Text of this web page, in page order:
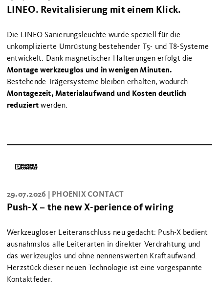
LINEO. Revitalisierung mit einem Klick.
Die LINEO Sanierungsleuchte wurde speziell für die
unkomplizierte Umrüstung bestehender T5- und T8-Systeme
entwickelt. Dank magnetischer Halterungen erfolgt die
Montage werkzeuglos und in wenigen Minuten.
Bestehende Trägersysteme bleiben erhalten, wodurch
Montagezeit, Materialaufwand und Kosten deutlich
reduziertwerden.
29.07.2026 | PHOENIX CONTACT
Push-X – the new X-perience of wiring
Werkzeugloser Leiteranschluss neu gedacht: Push-X bedient
ausnahmslos alle Leiterarten in direkter Verdrahtung und
das werkzeuglos und ohne nennenswerten Kraftaufwand.
Herzstück dieser neuen Technologie ist eine vorgespannte
Kontaktfeder.